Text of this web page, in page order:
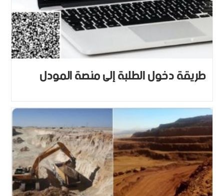
طريقة دخول الطلبة إلى منصة المودل